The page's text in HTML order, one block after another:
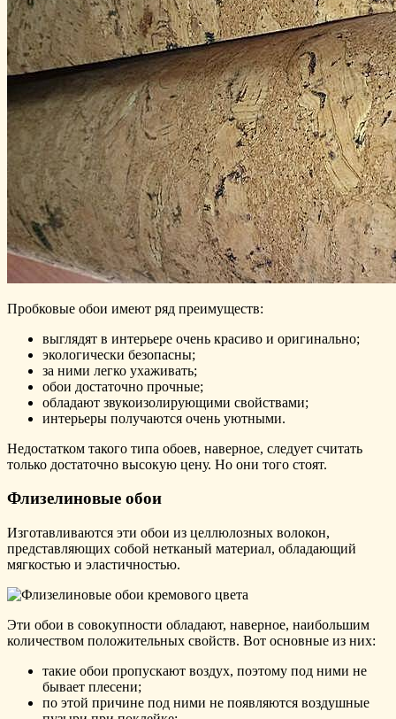
Пробковые обои имеют ряд преимуществ:
выглядят в интерьере очень красиво и оригинально;
экологически безопасны;
за ними легко ухаживать;
обои достаточно прочные;
обладают звукоизолирующими свойствами;
интерьеры получаются очень уютными.
Недостатком такого типа обоев, наверное, следует считать
только достаточно высокую цену. Но они того стоят.
Флизелиновые обои
Изготавливаются эти обои из целлюлозных волокон,
представляющих собой нетканый материал, обладающий
мягкостью и эластичностью.
Эти обои в совокупности обладают, наверное, наибольшим
количеством положительных свойств. Вот основные из них:
такие обои пропускают воздух, поэтому под ними не
бывает плесени;
по этой причине под ними не появляются воздушные